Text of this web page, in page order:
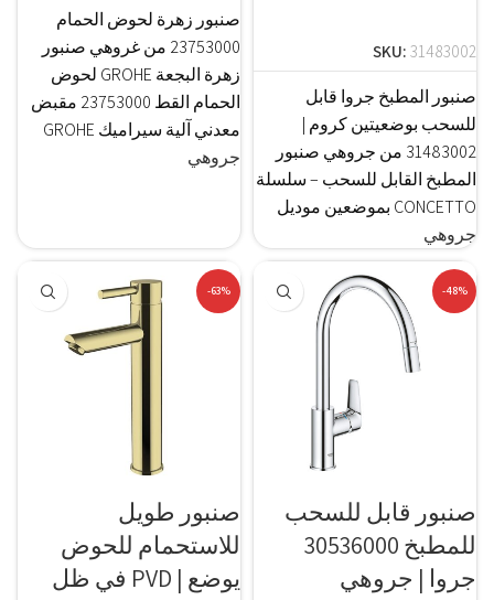
جروهي
SKU: 31483002
صنبور المطبخ جروا قابل
للسحب بوضعيتين كروم |
31483002 من جروهي صنبور
المطبخ القابل للسحب – سلسلة
CONCETTO بموضعين موديل
جروهي
صنبور زهرة لحوض الحمام
23753000 من غروهي صنبور
زهرة البجعة GROHE لحوض
الحمام القط 23753000 مقبض
معدني آلية سيراميك GROHE
-48%
صنبور قابل للسحب
للمطبخ 30536000
جروا | جروهي
-63%
صنبور طويل
للاستحمام للحوض
يوضع | PVD في ظل